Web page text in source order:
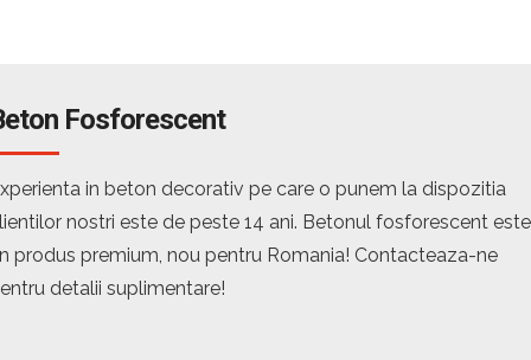
Fosforescent
in beton decorativ pe care o punem la dispozitia
nostri este de peste 14 ani. Betonul fosforescent este
produs premium, nou pentru Romania! Contacteaza-ne
detalii suplimentare!